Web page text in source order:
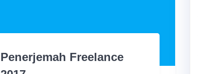
Penerjemah Freelance